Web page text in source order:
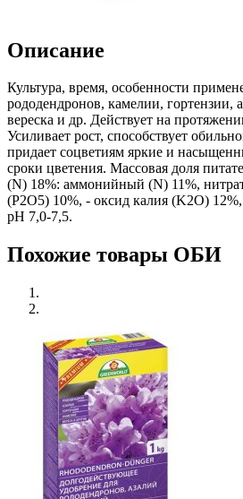
Описание
Культура, время, особенности
рододендронов, камелии,
вереска и др. Действует на
Усиливает рост, способствует
придает соцветиям яркие и
сроки цветения. Массовая доля
(N) 18%: аммонийный (N) 11%,
(P2O5) 10%, - оксид калия (K2O)
рH 7,0-7,5.
Похожие товары ОБИ